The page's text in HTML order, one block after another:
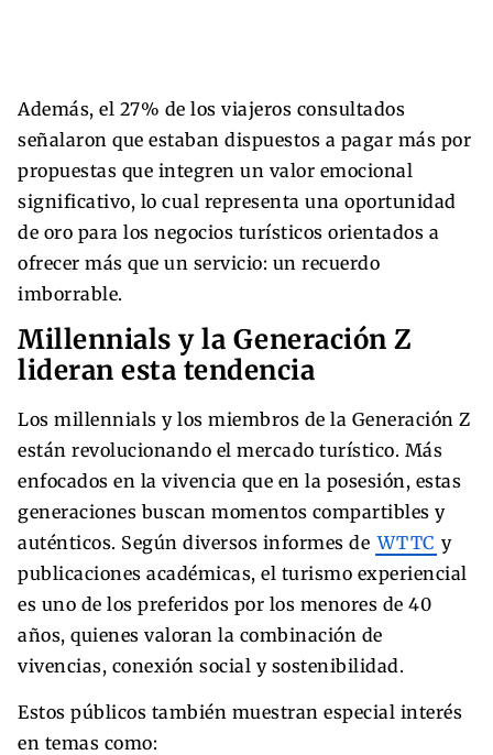
Además, el 27% de los viajeros consultados
señalaron que estaban dispuestos a pagar más por
propuestas que integren un valor emocional
significativo, lo cual representa una oportunidad
de oro para los negocios turísticos orientados a
ofrecer más que un servicio: un recuerdo
imborrable.
Millennials y la Generación Z
lideran esta tendencia
Los millennials y los miembros de la Generación Z
están revolucionando el mercado turístico. Más
enfocados en la vivencia que en la posesión, estas
generaciones buscan momentos compartibles y
auténticos. Según diversos informes de WTTC y
publicaciones académicas, el turismo experiencial
es uno de los preferidos por los menores de 40
años, quienes valoran la combinación de
vivencias, conexión social y sostenibilidad.
Estos públicos también muestran especial interés
en temas como: